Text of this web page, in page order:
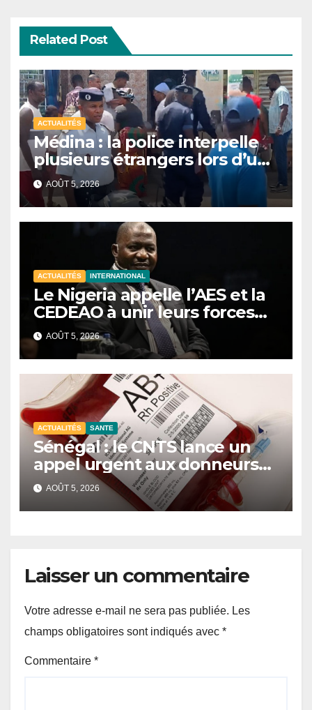
Related Post
ACTUALITÉS
Médina : la police interpelle
plusieurs étrangers lors d’une
opération de sécurisation
AOÛT 5, 2026
ACTUALITÉS INTERNATIONAL
Le Nigeria appelle l’AES et la
CEDEAO à unir leurs forces
contre le terrorisme
AOÛT 5, 2026
ACTUALITÉS SANTE
Sénégal : le CNTS lance un
appel urgent aux donneurs
face à une pénurie de sang.
AOÛT 5, 2026
Laisser un commentaire
Votre adresse e-mail ne sera pas publiée. Les
champs obligatoires sont indiqués avec *
Commentaire *